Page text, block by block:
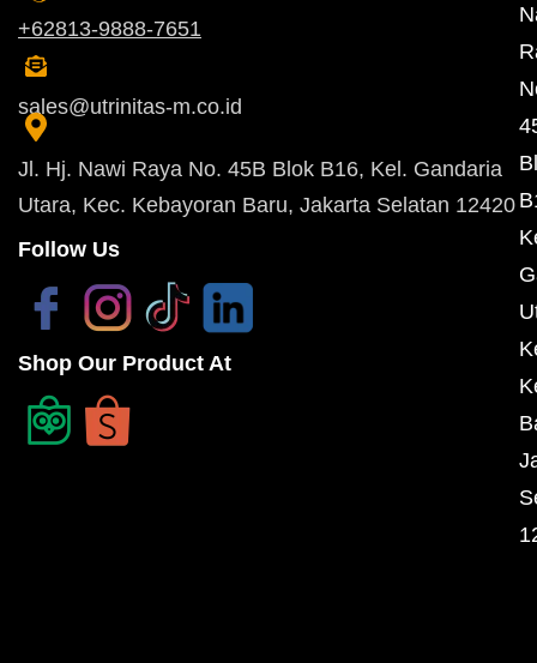
+62813-9888-7651
sales@utrinitas-m.co.id
Jl. Hj. Nawi Raya No. 45B Blok B16, Kel. Gandaria
Utara, Kec. Kebayoran Baru, Jakarta Selatan 12420
Follow Us
Shop Our Product At